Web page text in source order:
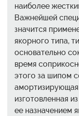
наиболее
Важнейшей
значится
якорного типа,
основательно
время
этого за шипом
изготовленная
ее назначением